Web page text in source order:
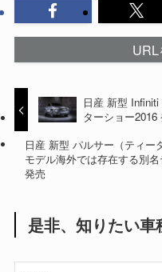
日産 新型
ターショー2016
日産 新型 パルサー（ティー
モデル海外では存在する別
発売
是非、知りたい